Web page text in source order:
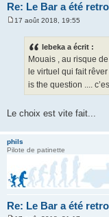
Re: Le Bar a été
17 août 2018, 19:55
lebeka a écrit :
Mouais , au risque
le virtuel qui fait
is the question ....
Le choix est vite fait...
phils
Pilote de patinette
Re: Le Bar a été